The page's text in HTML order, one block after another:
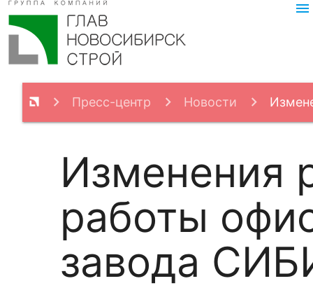
menu
Пресс-центр Новости
Изменения
работы
завода